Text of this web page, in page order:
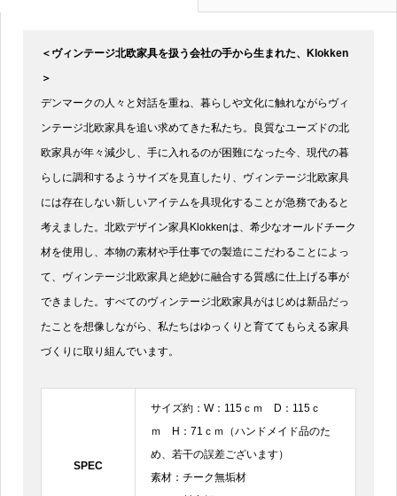
＜ヴィンテージ北欧家具を扱う会社の手から生まれた、Klokken
＞
デンマークの人々と対話を重ね、暮らしや文化に触れながらヴィ
ンテージ北欧家具を追い求めてきた私たち。良質なユーズドの北
欧家具が年々減少し、手に入れるのが困難になった今、現代の暮
らしに調和するようサイズを見直したり、ヴィンテージ北欧家具
には存在しない新しいアイテムを具現化することが急務であると
考えました。北欧デザイン家具Klokkenは、希少なオールドチーク
材を使用し、本物の素材や手仕事での製造にこだわることによっ
て、ヴィンテージ北欧家具と絶妙に融合する質感に仕上げる事が
できました。すべてのヴィンテージ北欧家具がはじめは新品だっ
たことを想像しながら、私たちはゆっくりと育ててもらえる家具
づくりに取り組んでいます。
SPEC
サイズ約：W：115ｃｍ D：115ｃ
ｍ H：71ｃｍ（ハンドメイド品のた
め、若干の誤差ございます）
素材：チーク無垢材